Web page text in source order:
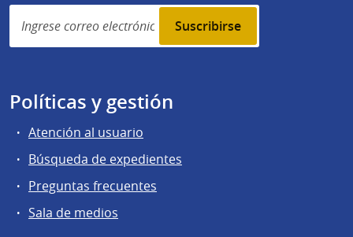
Simplenews
subscription
Políticas y gestión
Atención al usuario
Búsqueda de expedientes
Preguntas frecuentes
Sala de medios